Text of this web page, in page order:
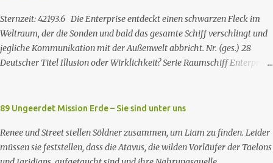
Gefangenen namens Eli. Imani besorgt sich einen Anwalt, um sie
rauszuholen. Inzwischen hat das neue Snakebite viele
Drogenabhängige in fleischfressende Monster verwandelt. Ein Opfer
findet Marys Klinik, in der sich Jacob erholt hat, hilft Mary mit den
Spritze geben, ...
Sternzeit: 42193.6 Die Enterprise entdeckt einen schwarzen Fleck im
Weltraum, der die Sonden und bald das gesamte Schiff verschlingt und
jegliche Kommunikation mit der Außenwelt abbricht. Nr. (ges.) 28
Deutscher Titel Illusion oder Wirklichkeit? Serie Raumschiff Enterprise
Erstaus­strahlung USA 26. Nov. 1988 Deutsch­sprachige Erstaus­
HD-restaurierten Fassung im Pay-TV (Syfy) 17. Jan. 2013 Raumschiff
Enterprise – Das nächste Jahrhundert spielt im 24. Jahrhundert und
89 Ungeerdet Mission Erde – Sie sind unter uns
Renee und Street stellen Söldner zusammen, um Liam zu finden. Leider
müssen sie feststellen, dass die Atavus, die wilden Vorläufer der Taelons